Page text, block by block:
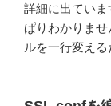
詳細に出てい
ぱりわかりま
ルを一行変える